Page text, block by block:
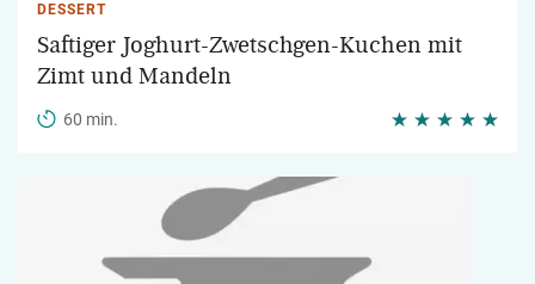
DESSERT
Saftiger Joghurt-Zwetschgen-Kuchen mit
Zimt und Mandeln
60 min.